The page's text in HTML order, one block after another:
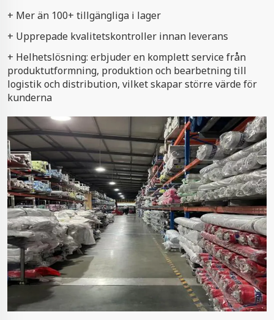
+ Mer än 100+ tillgängliga i lager
+ Upprepade kvalitetskontroller innan leverans
+ Helhetslösning: erbjuder en komplett service från
produktutformning, produktion och bearbetning till
logistik och distribution, vilket skapar större värde för
kunderna